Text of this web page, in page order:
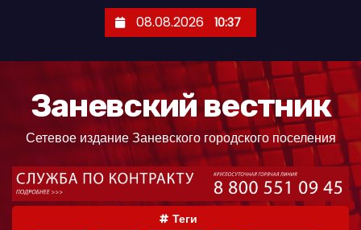
08.08.2026 10:37
Заневский вестник
Сетевое издание Заневского городского поселения
Теги